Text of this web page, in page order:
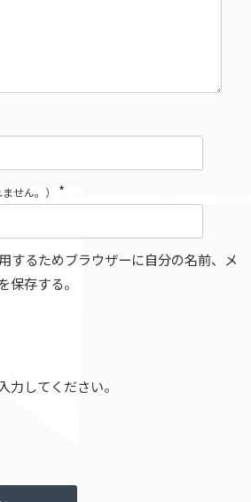
せん。） *
するためブラウザーに自分の名前、メ
保存する。
力してください。